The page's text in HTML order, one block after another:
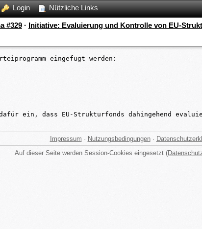
Login Nützliche Links
#329· Initiative: Evaluierung und Kontrolle von EU-
eingefügt werden:
ein, dass EU-Strukturfonds dahingehend
Impressum · Nutzungsbedingungen·
Auf dieser Seite werden Session-Cookies eingesetzt (